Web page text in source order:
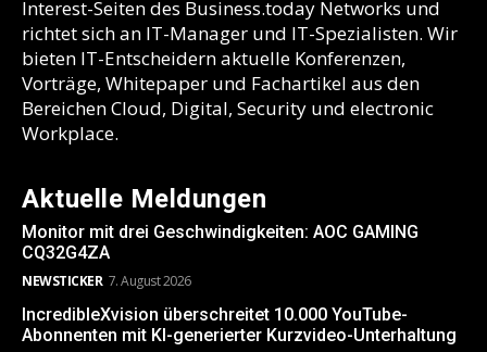
Interest-Seiten des Business.today Networks und
richtet sich an IT-Manager und IT-Spezialisten. Wir
bieten IT-Entscheidern aktuelle Konferenzen,
Vorträge, Whitepaper und Fachartikel aus den
Bereichen Cloud, Digital, Security und electronic
Workplace.
Aktuelle Meldungen
Monitor mit drei Geschwindigkeiten: AOC GAMING
CQ32G4ZA
NEWSTICKER 7. August 2026
IncredibleXvision überschreitet 10.000 YouTube-
Abonnenten mit KI-generierter Kurzvideo-Unterhaltung